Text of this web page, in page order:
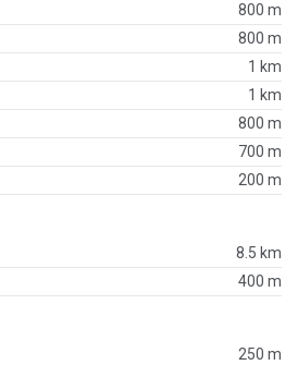
800 m
800 m
1 km
1 km
800 m
700 m
200 m
8.5 km
400 m
250 m